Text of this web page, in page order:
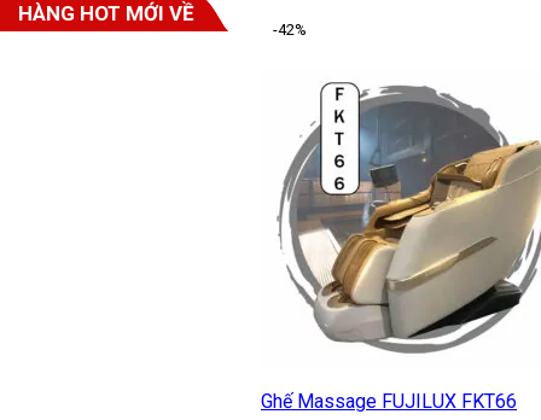
HÀNG HOT MỚI VỀ
-42%
Ghế Massage FUJILUX FKT66